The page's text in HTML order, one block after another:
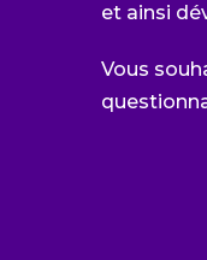
et ainsi
Vous